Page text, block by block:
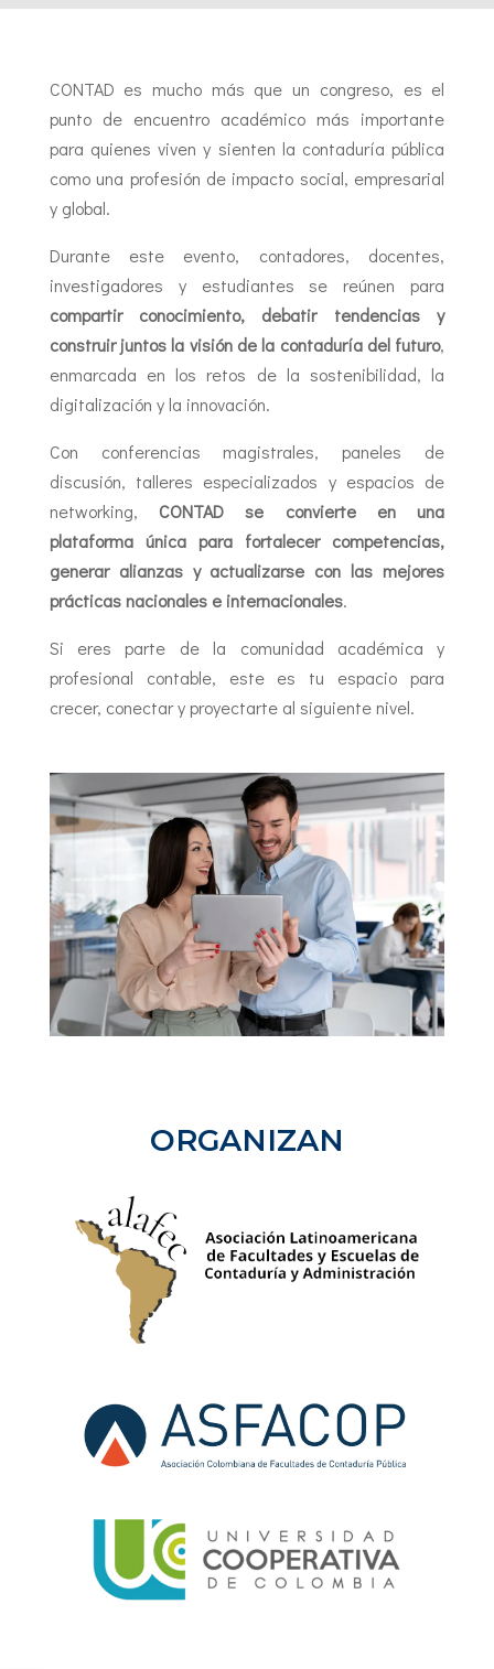
CONTAD es mucho más que un congreso, es el
punto de encuentro académico más importante
para quienes viven y sienten la contaduría pública
como una profesión de impacto social, empresarial
y global.
Durante este evento, contadores, docentes,
investigadores y estudiantes se reúnen para
compartir conocimiento, debatir tendencias y
construir juntos la visión de la contaduría del futuro,
enmarcada en los retos de la sostenibilidad, la
digitalización y la innovación.
Con conferencias magistrales, paneles de
discusión, talleres especializados y espacios de
networking, CONTAD se convierte en una
plataforma única para fortalecer competencias,
generar alianzas y actualizarse con las mejores
prácticas nacionales e internacionales.
Si eres parte de la comunidad académica y
profesional contable, este es tu espacio para
crecer, conectar y proyectarte al siguiente nivel.
ORGANIZAN